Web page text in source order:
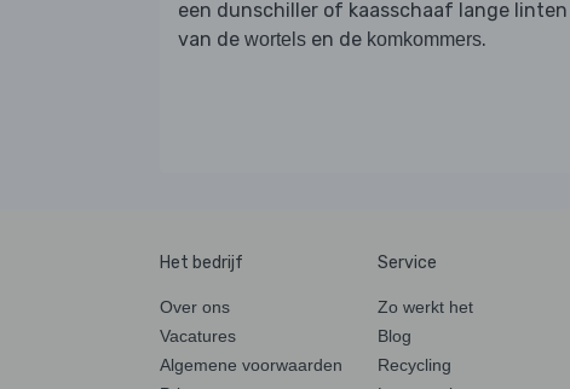
een dunschiller of kaasschaaf lange linten
van de wortels en de komkommers.
Het bedrijf
Over ons
Vacatures
Algemene voorwaarden
Service
Zo werkt het
Blog
Recycling